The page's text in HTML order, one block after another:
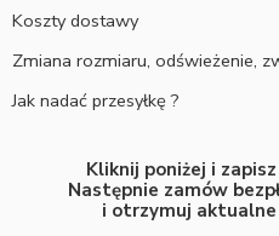
Koszty dostawy
Zmiana rozmiaru, odświeżenie,
Jak nadać przesyłkę ?
Kliknij poniżej i
Następnie zamów
i otrzymuj